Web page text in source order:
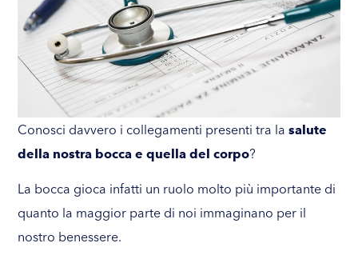
Conosci davvero i collegamenti presenti tra lasalute
della nostra bocca e quella del corpo?
La bocca gioca infatti un ruolo molto più importante di
quanto la maggior parte di noi immaginano per il
nostro benessere.